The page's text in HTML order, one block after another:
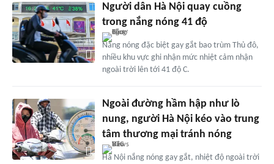
Người dân Hà Nội quay cuồng
trong nắng nóng 41 độ
Nắng nóng đặc biệt gay gắt bao trùm Thủ đô,
nhiều khu vực ghi nhận mức nhiệt cảm nhận
ngoài trời lên tới 41 độ C.
Ngoài đường hầm hập như lò
nung, người Hà Nội kéo vào trung
tâm thương mại tránh nóng
Hà Nội nắng nóng gay gắt, nhiệt độ ngoài trời